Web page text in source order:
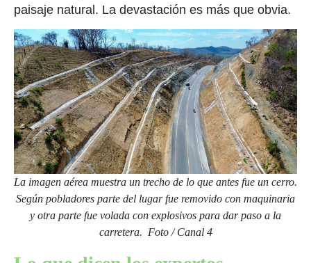
paisaje natural. La devastación es más que obvia.
La imagen aérea muestra un trecho de lo que antes fue un cerro.
Según pobladores parte del lugar fue removido con maquinaria
y otra parte fue volada con explosivos para dar paso a la
carretera. Foto / Canal 4